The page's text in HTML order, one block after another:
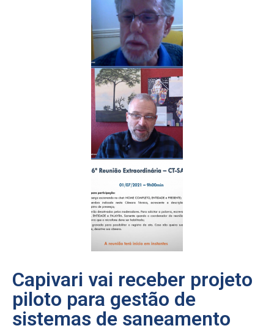
Capivari vai receber projeto
piloto para gestão de
sistemas de saneamento